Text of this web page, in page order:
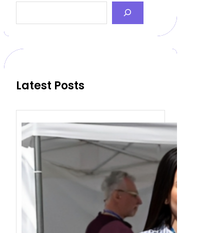
a
c
Latest Posts